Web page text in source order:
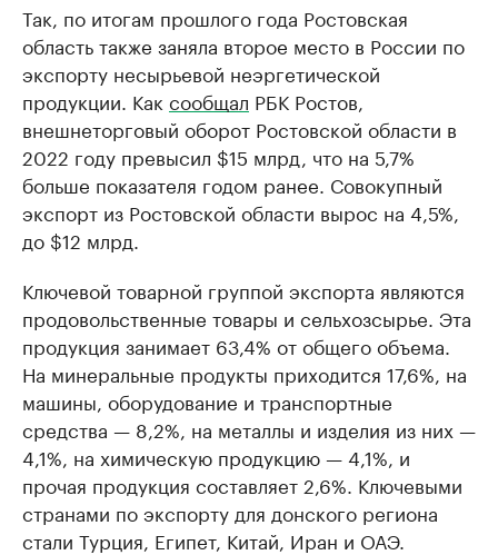
Так, по итогам прошлого года Ростовская
область также заняла второе место в России по
экспорту несырьевой неэргетической
продукции. Как сообщал РБК Ростов,
внешнеторговый оборот Ростовской области в
2022 году превысил $15 млрд, что на 5,7%
больше показателя годом ранее. Совокупный
экспорт из Ростовской области вырос на 4,5%,
до $12 млрд.
Ключевой товарной группой экспорта являются
продовольственные товары и сельхозсырье. Эта
продукция занимает 63,4% от общего объема.
На минеральные продукты приходится 17,6%, на
машины, оборудование и транспортные
средства — 8,2%, на металлы и изделия из них —
4,1%, на химическую продукцию — 4,1%, и
прочая продукция составляет 2,6%. Ключевыми
странами по экспорту для донского региона
стали Турция, Египет, Китай, Иран и ОАЭ.